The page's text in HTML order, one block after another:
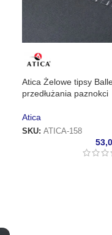
Atica Żelowe tipsy
przedłużania paznokci
Atica
SKU:ATICA-158